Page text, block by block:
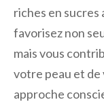
riches en sucres
favorisez non
mais vous
votre peau et de
approche